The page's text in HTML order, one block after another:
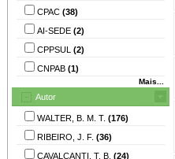
CPAC (38)
AI-SEDE (2)
CPPSUL (2)
CNPAB (1)
Mais...
Autor
WALTER, B. M. T. (176)
RIBEIRO, J. F. (36)
CAVALCANTI, T. B. (24)